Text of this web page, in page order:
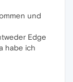
und
Edge
habe ich